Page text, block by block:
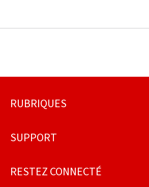
Pied
page
RUBRIQUES
SUPPORT
RESTEZ CONNECTÉ